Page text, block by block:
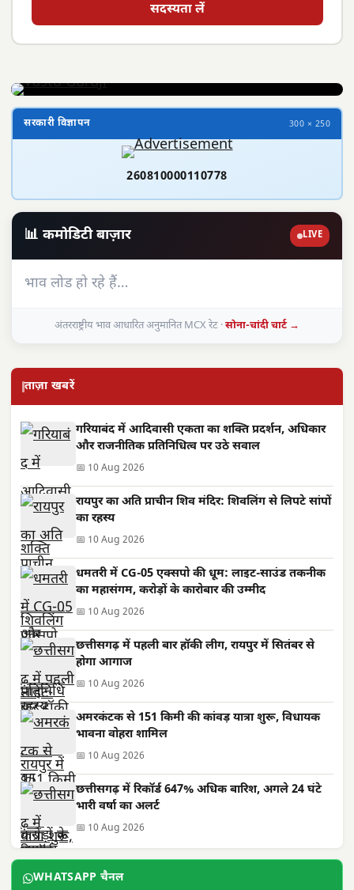
सदस्यता लें
सरकारी विज्ञापन 300 × 250
260810000110778
📊 कमोडिटी बाज़ार LIVE
भाव लोड हो रहे हैं…
अंतरराष्ट्रीय भाव आधारित अनुमानित MCX रेट ·सोना-चांदी चार्ट →
ताज़ा खबरें
गरियाबंद में आदिवासी एकता का शक्ति प्रदर्शन, अधिकार
और राजनीतिक प्रतिनिधित्व पर उठे सवाल
📅 10 Aug 2026
रायपुर का अति प्राचीन शिव मंदिर: शिवलिंग से लिपटे सांपों
का रहस्य
📅 10 Aug 2026
धमतरी में CG-05 एक्सपो की धूम: लाइट-साउंड तकनीक
का महासंगम, करोड़ों के कारोबार की उम्मीद
📅 10 Aug 2026
छत्तीसगढ़ में पहली बार हॉकी लीग, रायपुर में सितंबर से
होगा आगाज
📅 10 Aug 2026
अमरकंटक से 151 किमी की कांवड़ यात्रा शुरू, विधायक
भावना वोहरा शामिल
📅 10 Aug 2026
छत्तीसगढ़ में रिकॉर्ड 647% अधिक बारिश, अगले 24 घंटे
भारी वर्षा का अलर्ट
📅 10 Aug 2026
WHATSAPP चैनल